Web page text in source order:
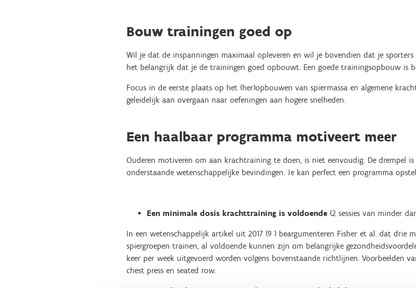
Bouw trainingen goed op
Wil je dat de inspanningen maximaal opleveren en wil je bovendien dat je
het belangrijk dat je de trainingen goed opbouwt. Een goede trainingsopbouw is
Focus in de eerste plaats op het (her)opbouwen van spiermassa en algemene
geleidelijk aan overgaan naar oefeningen aan hogere snelheden.
Een haalbaar programma motiveert meer
Ouderen motiveren om aan krachtraining te doen, is niet eenvoudig. De drempel
onderstaande wetenschappelijke bevindingen. Je kan perfect een programma
Een minimale dosis krachttraining is voldoende (2 sessies van minder
In een wetenschappelijk artikel uit 2017 (9 ) beargumenteren Fisher et al. dat drie
spiergroepen trainen, al voldoende kunnen zijn om belangrijke
keer per week uitgevoerd worden volgens bovenstaande richtlijnen. Voorbeelden
chest press en seated row.